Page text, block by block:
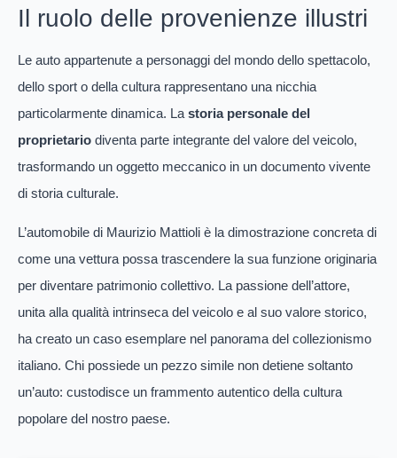
Il ruolo delle provenienze illustri
Le auto appartenute a personaggi del mondo dello spettacolo,
dello sport o della cultura rappresentano una nicchia
particolarmente dinamica. La storia personale del
proprietario diventa parte integrante del valore del veicolo,
trasformando un oggetto meccanico in un documento vivente
di storia culturale.
L’automobile di Maurizio Mattioli è la dimostrazione concreta di
come una vettura possa trascendere la sua funzione originaria
per diventare patrimonio collettivo. La passione dell’attore,
unita alla qualità intrinseca del veicolo e al suo valore storico,
ha creato un caso esemplare nel panorama del collezionismo
italiano. Chi possiede un pezzo simile non detiene soltanto
un’auto: custodisce un frammento autentico della cultura
popolare del nostro paese.